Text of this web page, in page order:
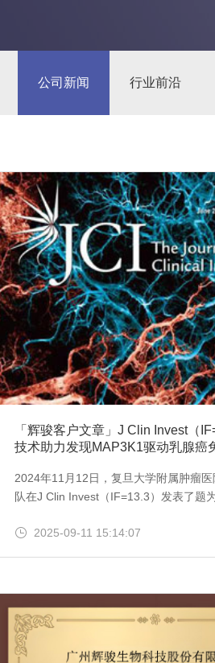
公司新闻 行业前沿
「辉骏客户文章」J Clin Invest（
技术助力发现MAP3K1驱动乳腺癌
2024年11月12日，复旦大学附属肿瘤
队在J Clin Invest（IF=13.3）发表了题
hormone receptor-positive HER2-
2025-09-11 15:14:07